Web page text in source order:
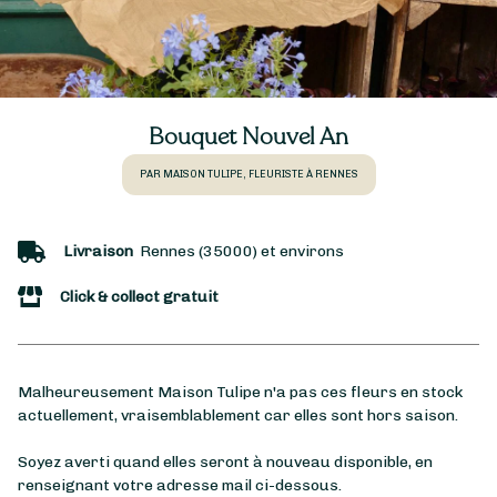
Bouquet Nouvel An
PAR MAISON TULIPE, FLEURISTE À RENNES
Livraison Rennes (35000) et environs
Click & collect gratuit
Malheureusement Maison Tulipe n'a pas ces fleurs en stock
actuellement, vraisemblablement car elles sont hors saison.
Soyez averti quand elles seront à nouveau disponible, en
renseignant votre adresse mail ci-dessous.